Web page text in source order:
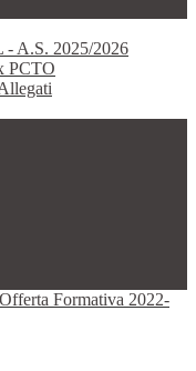
- A.S. 2025/2026
PCTO
Formativa 2022-